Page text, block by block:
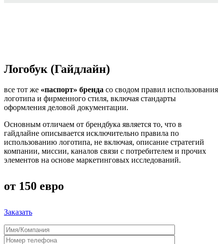
Логобук (Гайдлайн)
все тот же «паспорт» бренда со сводом правил использования
логотипа и фирменного стиля, включая стандарты
оформления деловой документации.
Основным отличаем от брендбука является то, что в
гайдлайне описывается исключительно правила по
использованию логотипа, не включая, описание стратегий
компании, миссии, каналов связи с потребителем и прочих
элементов на основе маркетинговых исследований.
от 150 евро
Заказать